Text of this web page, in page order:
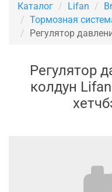
Каталог Lifan
Тормозная
Регулятор
Регулятор
колдун